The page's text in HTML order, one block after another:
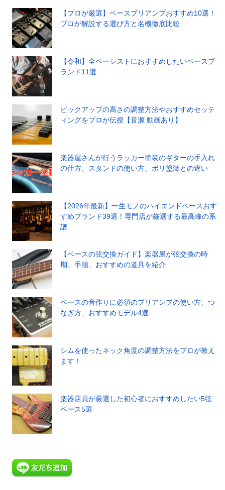
【プロが厳選】ベースプリアンプおすすめ10選！
プロが解説する選び方と名機徹底比較
【令和】全ベーシストにおすすめしたいベースブ
ランド11選
ピックアップの高さの調整方法やおすすめセッテ
ィングをプロが伝授【音源 動画あり】
楽器屋さんが行うラッカー塗装のギターの手入れ
の仕方、スタンドの使い方、ポリ塗装との違い
【2026年最新】一生モノのハイエンドベースおす
すめブランド39選！専門店が厳選する最高峰の系
譜
【ベースの弦交換ガイド】楽器屋が弦交換の時
期、手順、おすすめの道具を紹介
ベースの音作りに必須のプリアンプの使い方、つ
なぎ方、おすすめモデル4選
シムを使ったネック角度の調整方法をプロが教え
ます！
楽器店員が厳選した初心者におすすめしたい5弦
ベース5選